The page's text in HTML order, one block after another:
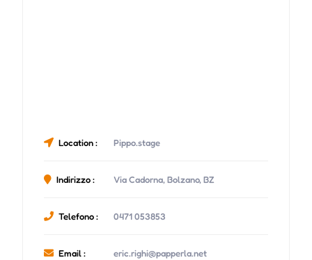
Location : Pippo.stage
Indirizzo : Via Cadorna, Bolzano, BZ
Telefono : 0471 053853
Email : eric.righi@papperla.net